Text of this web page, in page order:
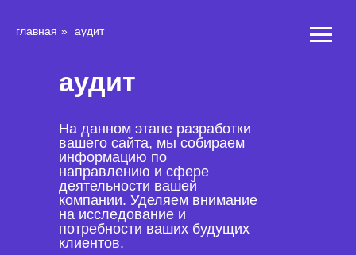
главная » аудит
аудит
На данном этапе разработки
вашего сайта, мы собираем
информацию по
направлению и сфере
деятельности вашей
компании. Уделяем внимание
на исследование и
потребности ваших будущих
клиентов.